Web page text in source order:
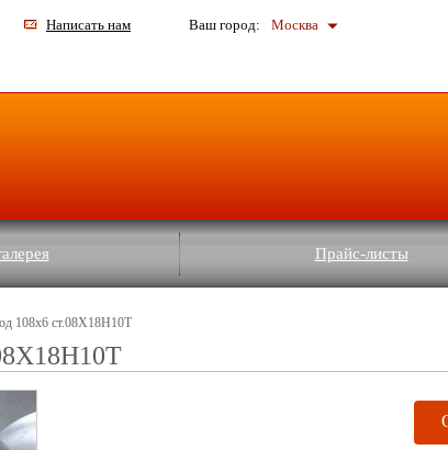
Написать нам Ваш город: Москва
Прайс-листы
108х6 ст.08Х18Н10Т